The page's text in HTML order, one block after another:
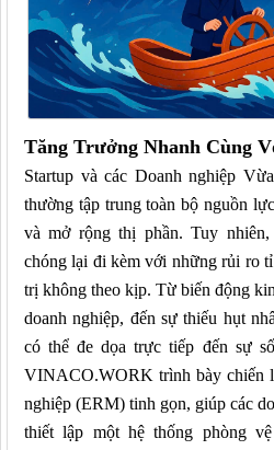
Tăng Trưởng Nhanh Cùng
Startup và các Doanh nghiệp
thường tập trung toàn bộ nguồn
và mở rộng thị phần. Tuy
chóng lại đi kèm với những rủi ro
trị không theo kịp. Từ biến động
doanh nghiệp, đến sự thiếu hụt
có thể đe dọa trực tiếp đến sự
VINACO.WORK trình bày chiến
nghiệp (ERM) tinh gọn, giúp các
thiết lập một hệ thống phòng